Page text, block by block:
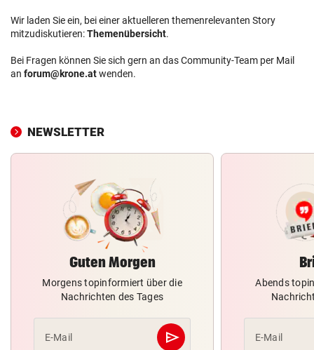
Wir laden Sie ein, bei einer aktuelleren themenrelevanten Story
mitzudiskutieren:Themenübersicht.
Bei Fragen können Sie sich gern an das Community-Team per Mail
an forum@krone.atwenden.
NEWSLETTER
Guten Morgen
Morgens topinformiert über die
Nachrichten des Tages
E-Mail send
Abschicken
Abends
E-Mail